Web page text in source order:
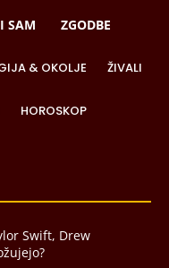
SAM ZGODBE
& OKOLJE ŽIVALI
HOROSKOP
Swift, Drew